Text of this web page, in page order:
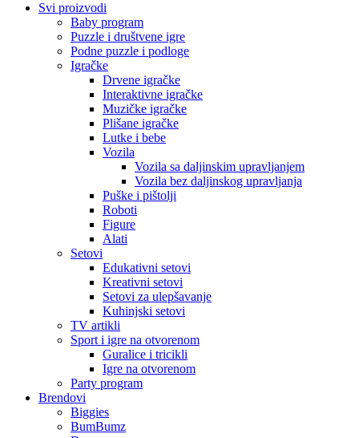
Svi proizvodi
Baby program
Puzzle i društvene igre
Podne puzzle i podloge
Igračke
Drvene igračke
Interaktivne igračke
Muzičke igračke
Plišane igračke
Lutke i bebe
Vozila
Vozila sa daljinskim upravljanjem
Vozila bez daljinskog upravljanja
Puške i pištolji
Roboti
Figure
Alati
Setovi
Edukativni setovi
Kreativni setovi
Setovi za ulepšavanje
Kuhinjski setovi
TV artikli
Sport i igre na otvorenom
Guralice i tricikli
Igre na otvorenom
Party program
Brendovi
Biggies
BumBumz